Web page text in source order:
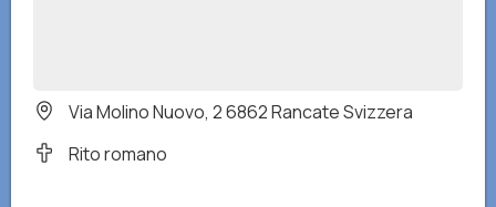
Via Molino Nuovo, 2 6862 Rancate Svizzera
Rito romano